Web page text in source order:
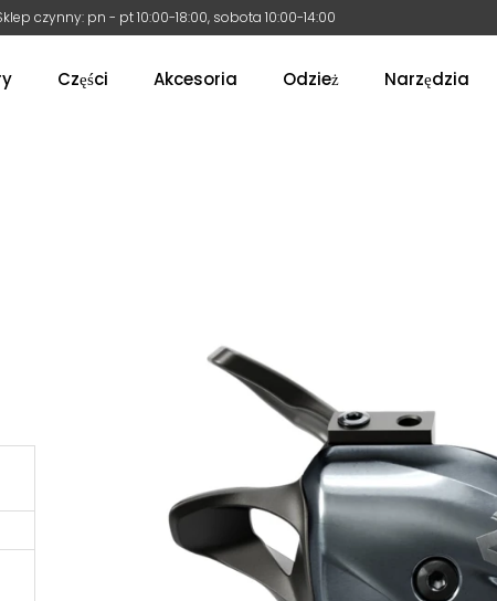
czynny: pn - pt 10:00-18:00, sobota 10:00-14:00
Części Akcesoria Odzież Narzędzia